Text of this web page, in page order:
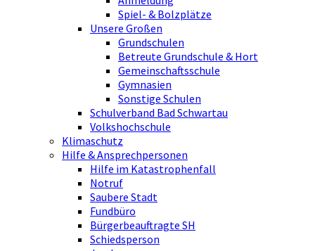
Spiel- & Bolzplätze
Unsere Großen
Grundschulen
Betreute Grundschule & Hort
Gemeinschaftsschule
Gymnasien
Sonstige Schulen
Schulverband Bad Schwartau
Volkshochschule
Klimaschutz
Hilfe & Ansprechpersonen
Hilfe im Katastrophenfall
Notruf
Saubere Stadt
Fundbüro
Bürgerbeauftragte SH
Schiedsperson